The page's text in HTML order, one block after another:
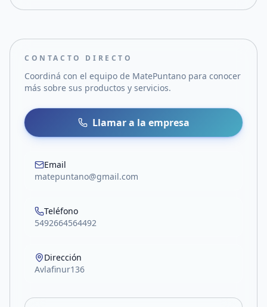
CONTACTO DIRECTO
Coordiná con el equipo de MatePuntano para conocer
más sobre sus productos y servicios.
Llamar a la empresa
Email
matepuntano@gmail.com
Teléfono
5492664564492
Dirección
Avlafinur136